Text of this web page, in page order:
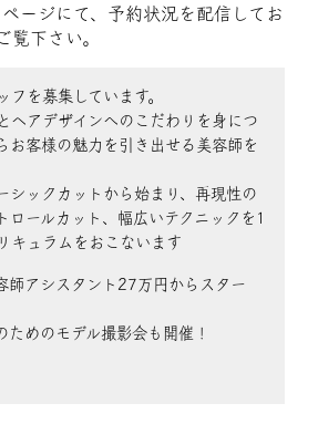
ージにて、予約状況を配信してお
覧下さい。
を募集しています。
ヘアデザインへのこだわりを身につ
お客様の魅力を引き出せる美容師を
シックカットから始まり、再現性の
ロールカット、幅広いテクニックを1
キュラムをおこないます
師アシスタント27万円からスター
ためのモデル撮影会も開催！